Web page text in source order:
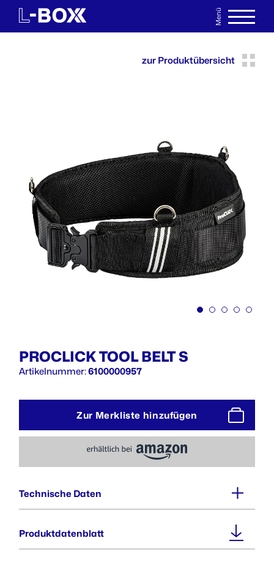
Menü
MERKLISTE
zur Produktübersicht
PROCLICK TOOL BELT S
Artikelnummer:6100000957
Zur Merkliste hinzufügen
Technische Daten
Gewicht :
0,48 kg
Produktdatenblatt